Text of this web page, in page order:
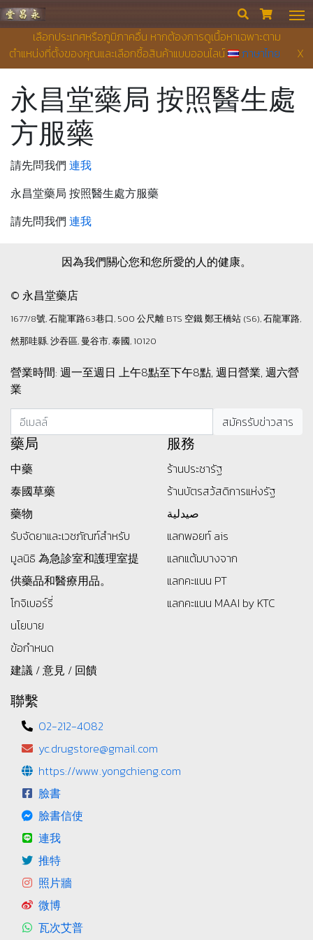
เลือกประเทศหรือภูมิภาคอื่น หากต้องการดูเนื้อหาเฉพาะตาม
ตำแหน่งที่ตั้งของคุณและเลือกซื้อสินค้าแบบออนไลน์
ภาษาไทย X
永昌堂藥店  
永昌堂藥局 按照醫生處
方服藥
請先問我們 連我
永昌堂藥局 按照醫生處方服藥
請先問我們 連我
因為我們關心您和您所愛的人的健康。
© 永昌堂藥店
1677/8號, 石龍軍路63巷口, 500 公尺離 BTS 空鐵 鄭王橋站 (S6), 石龍軍路,
然那哇縣, 沙吞區, 曼谷市, 泰國, 10120
營業時間: 週一至週日 上午8點至下午8點, 週日營業, 週六營
業
藥局
中藥
泰國草藥
藥物
รับจัดยาและเวชภัณฑ์สำหรับ
มูลนิธิ 為急診室和護理室提
供藥品和醫療用品。
โกจิเบอร์รี่
นโยบาย
ข้อกำหนด
建議 / 意見 / 回饋
服務
ร้านประชารัฐ
ร้านบัตรสว้สดิการแห่งรัฐ
صيدلية
แลกพอยท์ ais
แลกแต้มบางจาก
แลกคะแนน PT
แลกคะแนน MAAI by KTC
聯繫
02-212-4082
yc.drugstore@gmail.com
https://www.yongchieng.com
臉書
臉書信使
連我
推特
照片牆
微博
瓦次艾普